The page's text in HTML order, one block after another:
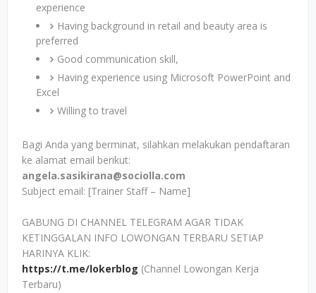
experience
Having background in retail and beauty area is
preferred
Good communication skill,
Having experience using Microsoft PowerPoint and
Excel
Willing to travel
Bagi Anda yang berminat, silahkan melakukan pendaftaran
ke alamat email berikut:
angela.sasikirana@sociolla.com
Subject email: [Trainer Staff – Name]
GABUNG DI CHANNEL TELEGRAM AGAR TIDAK
KETINGGALAN INFO LOWONGAN TERBARU SETIAP
HARINYA KLIK:
https://t.me/lokerblog (Channel Lowongan Kerja
Terbaru)